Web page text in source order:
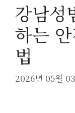
강남성
하는
법
2026년 05월